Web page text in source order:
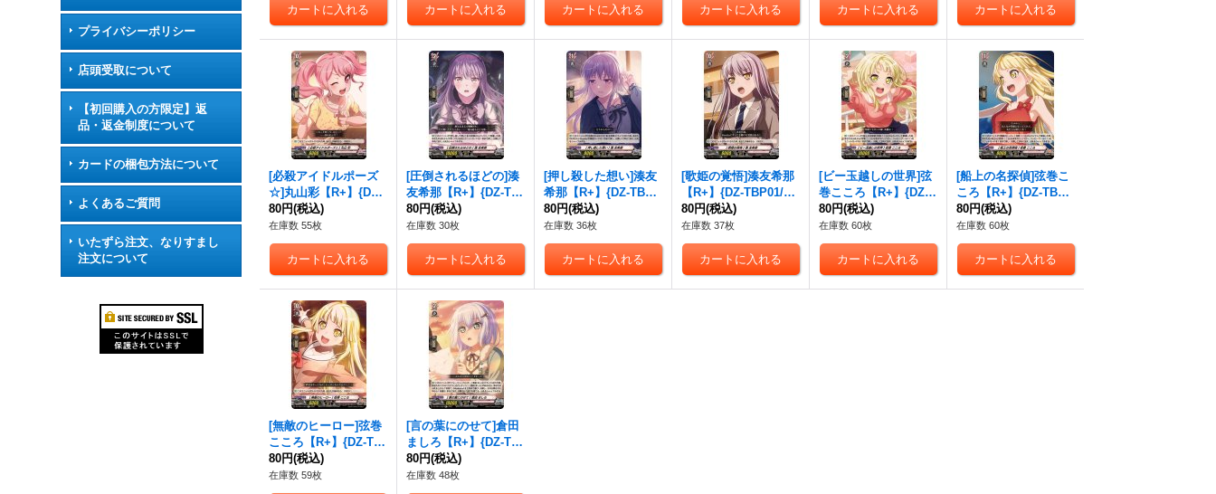
プライバシーポリシー
店頭受取について
【初回購入の方限定】返
品・返金制度について
カードの梱包方法について
よくあるご質問
いたずら注文、なりすまし
注文について
[必殺アイドルポーズ
☆]丸山彩【R+】{DZ-
TBP01/075}《BanGDr
eam!》
80円(税込)
在庫数 55枚
[圧倒されるほどの]湊
友希那【R+】{DZ-TB
P01/076}《BanGDrea
m!》
80円(税込)
在庫数 30枚
[押し殺した想い]湊友
希那【R+】{DZ-TBP0
1/077}《BanGDrea
m!》
80円(税込)
在庫数 36枚
[歌姫の覚悟]湊友希那
【R+】{DZ-TBP01/07
8}《BanGDream!》
80円(税込)
在庫数 37枚
[ビー玉越しの世界]弦
巻こころ【R+】{DZ-T
BP01/079}《BanGDre
am!》
80円(税込)
在庫数 60枚
[船上の名探偵]弦巻こ
ころ【R+】{DZ-TBP0
1/080}《BanGDrea
m!》
80円(税込)
在庫数 60枚
[無敵のヒーロー]弦巻
こころ【R+】{DZ-TB
P01/081}《BanGDrea
m!》
80円(税込)
在庫数 59枚
[言の葉にのせて]倉田
ましろ【R+】{DZ-TB
P01/082}《BanGDrea
m!》
80円(税込)
在庫数 48枚